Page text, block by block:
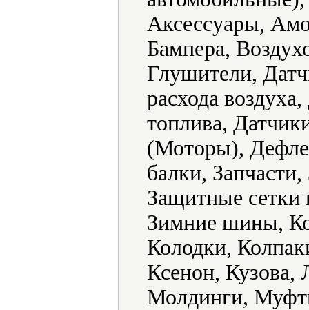
Аксессуары,
Бампера,
Глушители,
расхода
топлива,
(Моторы),
балки,
Защитные сетки
Зимние шины,
Колодки,
Ксенон,
Молдинги,